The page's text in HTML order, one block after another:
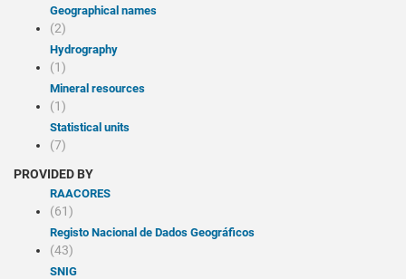
Geographical names
(2)
Hydrography
(1)
Mineral resources
(1)
Statistical units
(7)
PROVIDED BY
RAACORES
(61)
Registo Nacional de Dados Geográficos
(43)
SNIG